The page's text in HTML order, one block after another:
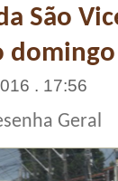
São
. 17:56
Geral